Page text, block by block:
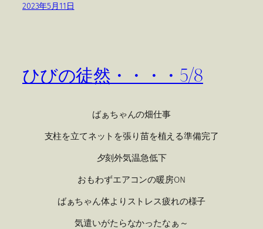
2023年5月11日
ひびの徒然・・・・5/8
ばぁちゃんの畑仕事
支柱を立てネットを張り苗を植える準備完了
夕刻外気温急低下
おもわずエアコンの暖房ON
ばぁちゃん体よりストレス疲れの様子
気遣いがたらなかったなぁ～